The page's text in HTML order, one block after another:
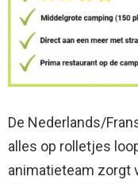
De Nederlands/
alles op rolletjes
animatieteam zorgt